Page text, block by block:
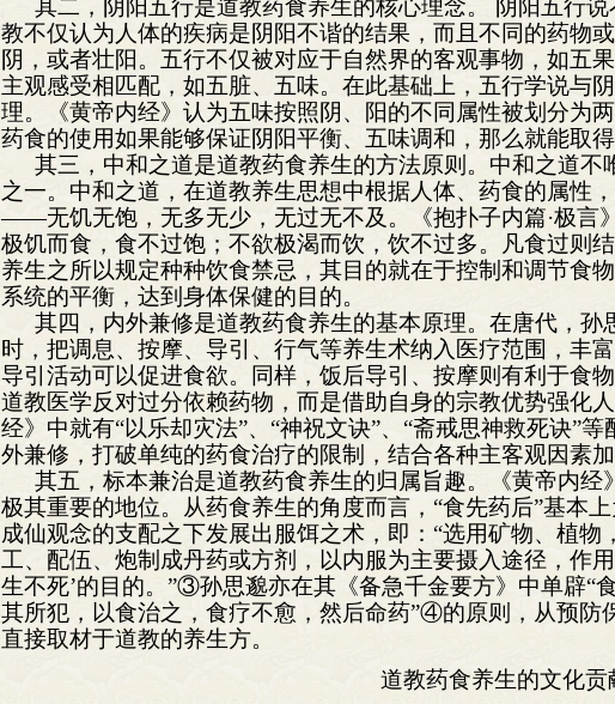
其二，阴阳五行是道教药食养生的核心理念。 阴阳五行
教不仅认为人体的疾病是阴阳不谐的结果，而且不同的药物
阴，或者壮阳。五行不仅被对应于自然界的客观事物，如五
主观感受相匹配，如五脏、五味。在此基础上，五行学说与
理。《黄帝内经》认为五味按照阴、阳的不同属性被划分为
药食的使用如果能够保证阴阳平衡、五味调和，那么就能取得
其三，中和之道是道教药食养生的方法原则。中和之道
之一。中和之道，在道教养生思想中根据人体、药食的属性
——无饥无饱，无多无少，无过无不及。《抱扑子内篇·极言
极饥而食，食不过饱；不欲极渴而饮，饮不过多。凡食过则
养生之所以规定种种饮食禁忌，其目的就在于控制和调节食
系统的平衡，达到身体保健的目的。
其四，内外兼修是道教药食养生的基本原理。在唐代，
时，把调息、按摩、导引、行气等养生术纳入医疗范围，丰
导引活动可以促进食欲。同样，饭后导引、按摩则有利于食
道教医学反对过分依赖药物，而是借助自身的宗教优势强化
经》中就有“以乐却灾法”、“神祝文诀”、“斋戒思神救死诀”
外兼修，打破单纯的药食治疗的限制，结合各种主客观因素
其五，标本兼治是道教药食养生的归属旨趣。《黄帝内经
极其重要的地位。从药食养生的角度而言，“食先药后”基本
成仙观念的支配之下发展出服饵之术，即：“选用矿物、植
工、配伍、炮制成丹药或方剂，以内服为主要摄入途径，作
生不死’的目的。”③孙思邈亦在其《备急千金要方》中单辟“
其所犯，以食治之，食疗不愈，然后命药”④的原则，从预防
直接取材于道教的养生方。
道教药食养生的文化贡